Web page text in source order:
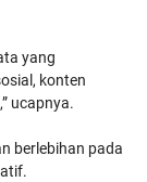
yang
konten
ucapnya.
berlebihan pada